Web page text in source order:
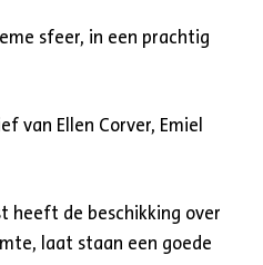
sfeer, in een prachtig
van Ellen Corver, Emiel
heeft de beschikking over
laat staan een goede